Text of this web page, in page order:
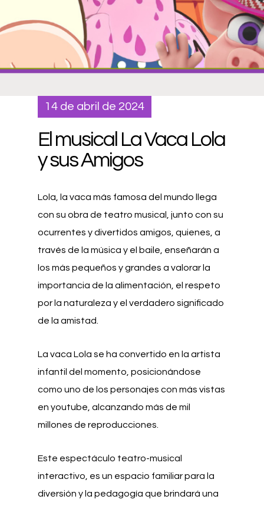
14 de abril de 2024
El musical La Vaca Lola
y sus Amigos
Lola, la vaca más famosa del mundo llega
con su obra de teatro musical, junto con su
ocurrentes y divertidos amigos, quienes, a
través de la música y el baile, enseñarán a
los más pequeños y grandes a valorar la
importancia de la alimentación, el respeto
por la naturaleza y el verdadero significado
de la amistad.
La vaca Lola se ha convertido en la artista
infantil del momento, posicionándose
como uno de los personajes con más vistas
en youtube, alcanzando más de mil
millones de reproducciones.
Este espectáculo teatro-musical
interactivo, es un espacio familiar para la
diversión y la pedagogía que brindará una